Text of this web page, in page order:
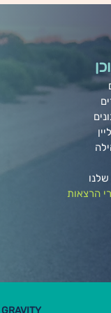
הרצאות
GRAVITY